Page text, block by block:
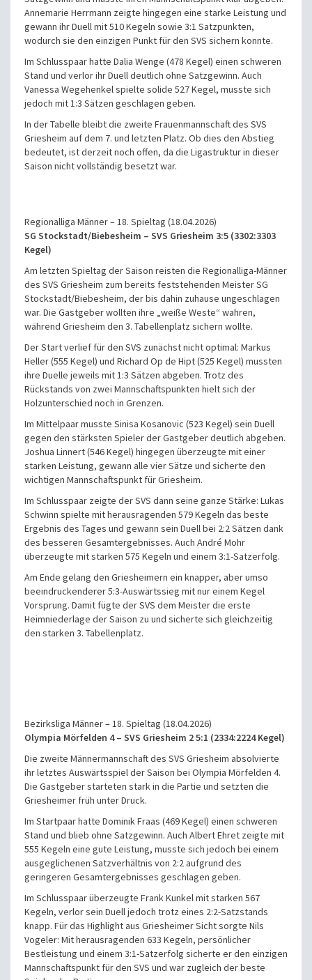
Annemarie Herrmann zeigte hingegen eine starke Leistung und
gewann ihr Duell mit 510 Kegeln sowie 3:1 Satzpunkten,
wodurch sie den einzigen Punkt für den SVS sichern konnte.
Im Schlusspaar hatte Dalia Wenge (478 Kegel) einen schweren
Stand und verlor ihr Duell deutlich ohne Satzgewinn. Auch
Vanessa Wegehenkel spielte solide 527 Kegel, musste sich
jedoch mit 1:3 Sätzen geschlagen geben.
In der Tabelle bleibt die zweite Frauenmannschaft des SVS
Griesheim auf dem 7. und letzten Platz. Ob dies den Abstieg
bedeutet, ist derzeit noch offen, da die Ligastruktur in dieser
Saison nicht vollständig besetzt war.
Regionalliga Männer – 18. Spieltag (18.04.2026)
SG Stockstadt/Biebesheim – SVS Griesheim 3:5 (3302:3303
Kegel)
Am letzten Spieltag der Saison reisten die Regionalliga-Männer
des SVS Griesheim zum bereits feststehenden Meister SG
Stockstadt/Biebesheim, der bis dahin zuhause ungeschlagen
war. Die Gastgeber wollten ihre „weiße Weste“ wahren,
während Griesheim den 3. Tabellenplatz sichern wollte.
Der Start verlief für den SVS zunächst nicht optimal: Markus
Heller (555 Kegel) und Richard Op de Hipt (525 Kegel) mussten
ihre Duelle jeweils mit 1:3 Sätzen abgeben. Trotz des
Rückstands von zwei Mannschaftspunkten hielt sich der
Holzunterschied noch in Grenzen.
Im Mittelpaar musste Sinisa Kosanovic (523 Kegel) sein Duell
gegen den stärksten Spieler der Gastgeber deutlich abgeben.
Joshua Linnert (546 Kegel) hingegen überzeugte mit einer
starken Leistung, gewann alle vier Sätze und sicherte den
wichtigen Mannschaftspunkt für Griesheim.
Im Schlusspaar zeigte der SVS dann seine ganze Stärke: Lukas
Schwinn spielte mit herausragenden 579 Kegeln das beste
Ergebnis des Tages und gewann sein Duell bei 2:2 Sätzen dank
des besseren Gesamtergebnisses. Auch André Mohr
überzeugte mit starken 575 Kegeln und einem 3:1-Satzerfolg.
Am Ende gelang den Griesheimern ein knapper, aber umso
beeindruckenderer 5:3-Auswärtssieg mit nur einem Kegel
Vorsprung. Damit fügte der SVS dem Meister die erste
Heimniederlage der Saison zu und sicherte sich gleichzeitig
den starken 3. Tabellenplatz.
Bezirksliga Männer – 18. Spieltag (18.04.2026)
Olympia Mörfelden 4 – SVS Griesheim 2 5:1 (2334:2224 Kegel)
Die zweite Männermannschaft des SVS Griesheim absolvierte
ihr letztes Auswärtsspiel der Saison bei Olympia Mörfelden 4.
Die Gastgeber starteten stark in die Partie und setzten die
Griesheimer früh unter Druck.
Im Startpaar hatte Dominik Fraas (469 Kegel) einen schweren
Stand und blieb ohne Satzgewinn. Auch Albert Ehret zeigte mit
555 Kegeln eine gute Leistung, musste sich jedoch bei einem
ausgeglichenen Satzverhältnis von 2:2 aufgrund des
geringeren Gesamtergebnisses geschlagen geben.
Im Schlusspaar überzeugte Frank Kunkel mit starken 567
Kegeln, verlor sein Duell jedoch trotz eines 2:2-Satzstands
knapp. Für das Highlight aus Griesheimer Sicht sorgte Nils
Vogeler: Mit herausragenden 633 Kegeln, persönlicher
Bestleistung und einem 3:1-Satzerfolg sicherte er den einzigen
Mannschaftspunkt für den SVS und war zugleich der beste